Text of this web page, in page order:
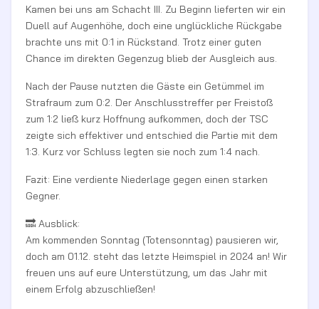
Kamen bei uns am Schacht III. Zu Beginn lieferten wir ein
Duell auf Augenhöhe, doch eine unglückliche Rückgabe
brachte uns mit 0:1 in Rückstand. Trotz einer guten
Chance im direkten Gegenzug blieb der Ausgleich aus.
Nach der Pause nutzten die Gäste ein Getümmel im
Strafraum zum 0:2. Der Anschlusstreffer per Freistoß
zum 1:2 ließ kurz Hoffnung aufkommen, doch der TSC
zeigte sich effektiver und entschied die Partie mit dem
1:3. Kurz vor Schluss legten sie noch zum 1:4 nach.
Fazit: Eine verdiente Niederlage gegen einen starken
Gegner.
🔜 Ausblick:
Am kommenden Sonntag (Totensonntag) pausieren wir,
doch am 01.12. steht das letzte Heimspiel in 2024 an! Wir
freuen uns auf eure Unterstützung, um das Jahr mit
einem Erfolg abzuschließen!